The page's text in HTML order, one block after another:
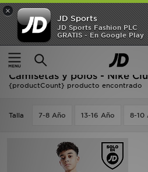
×
JD Sports
JD Sports Fashion PLC
GRATIS - En Google Play
Página principal
Niños
Ropa
Camisetas y polos - Nike
{productCount} producto encontrado
Talla 7-8 Año 13-16 Año 8-10
Hombre
Mujer
Niños